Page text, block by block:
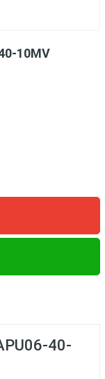
10MV
40-